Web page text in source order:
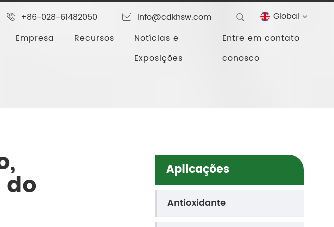
+86-028-61482050 info@cdkhsw.com
Global
Empresa Recursos
Notícias e
Exposições
Entre em contato
conosco
Aplicações
Antioxidante